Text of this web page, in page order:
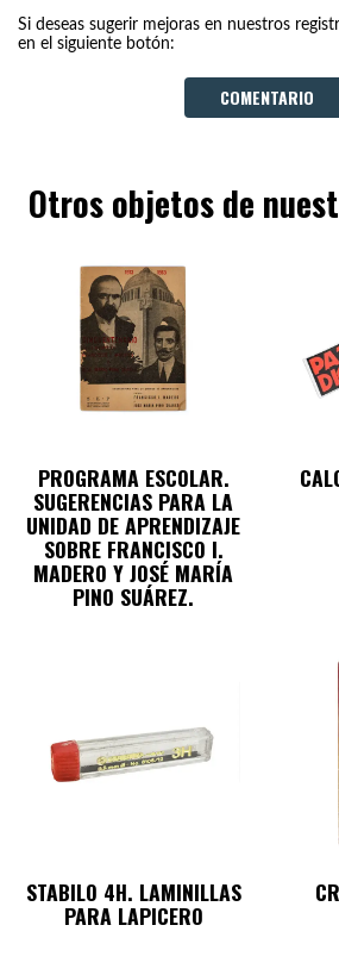
Si deseas sugerir mejoras en nuestros
en el siguiente botón:
COMENTARIO
Otros objetos de
PROGRAMA ESCOLAR.
SUGERENCIAS PARA LA
UNIDAD DE APRENDIZAJE
SOBRE FRANCISCO I.
MADERO Y JOSÉ MARÍA
PINO SUÁREZ.
STABILO 4H. LAMINILLAS
PARA LAPICERO